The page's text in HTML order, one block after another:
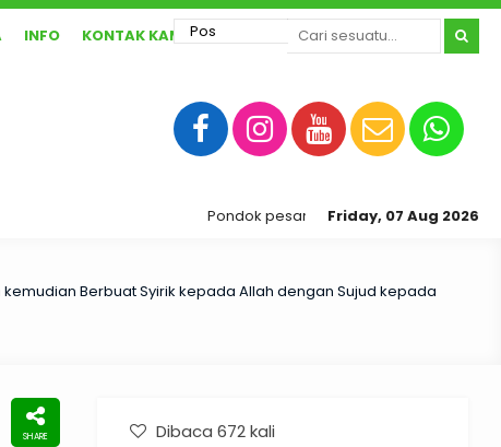
INFO KONTAK KAMI
Friday, 07 Aug 2026
Pondok pesantren ibnu abbas sragen yang
Berbuat Syirik kepada Allah dengan Sujud kepada
Dibaca 672 kali